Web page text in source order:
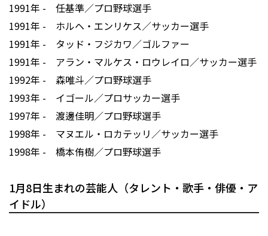
1991年 - 任基準／プロ野球選手
1991年 - ホルヘ・エンリケス／サッカー選手
1991年 - タッド・フジカワ／ゴルファー
1991年 - アラン・マルケス・ロウレイロ／サッカー選手
1992年 - 森唯斗／プロ野球選手
1993年 - イゴール／プロサッカー選手
1997年 - 渡邊佳明／プロ野球選手
1998年 - マヌエル・ロカテッリ／サッカー選手
1998年 - 橋本侑樹／プロ野球選手
1月8日生まれの芸能人（タレント・歌手・俳優・ア
イドル）